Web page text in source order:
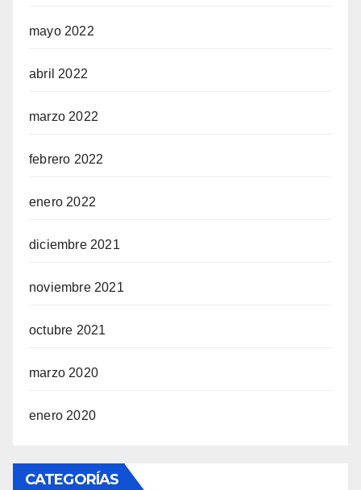
mayo 2022
abril 2022
marzo 2022
febrero 2022
enero 2022
diciembre 2021
noviembre 2021
octubre 2021
marzo 2020
enero 2020
CATEGORÍAS